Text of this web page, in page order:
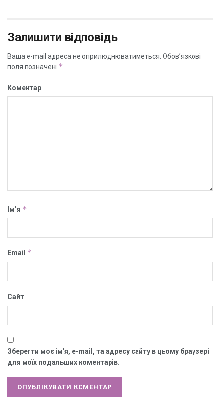
Залишити відповідь
Ваша e-mail адреса не оприлюднюватиметься. Обов’язкові
поля позначені *
Коментар
Ім’я *
Email *
Сайт
Зберегти моє ім'я, e-mail, та адресу сайту в цьому браузері
для моїх подальших коментарів.